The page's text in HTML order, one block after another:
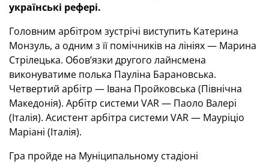
українські рефері.
Головним арбітром зустрічі виступить Катерина
Монзуль, а одним з її помічників на лініях — Марина
Стрілецька. Обов’язки другого лайнсмена
виконуватиме полька Пауліна Барановська.
Четвертий арбітр — Івана Пройковська (Північна
Македонія). Арбітр системи VAR — Паоло Валері
(Італія). Асистент арбітра системи VAR — Мауріціо
Маріані (Італія).
Гра пройде на Муніципальному стадіоні